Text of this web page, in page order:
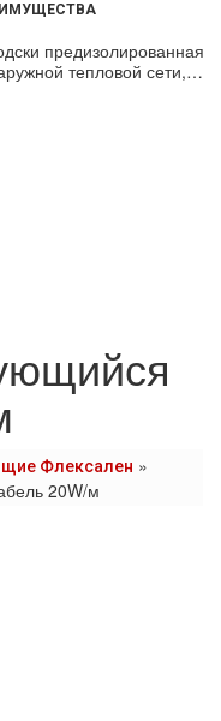
предизолированная
тепловой сети,…
Флексален »
20W/м